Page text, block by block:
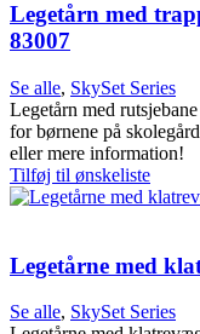
Legetårn med
83007
Se alle, SkySet Series
Legetårn med
for børnene på
eller mere information!
Tilføj til ønskeliste
Legetårne med
Se alle, SkySet Series